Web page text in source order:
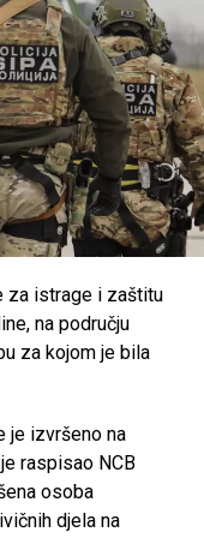
se uređuju uslovi i
prednost pri
pripadnika
“Jezerski” iz
u saradnji s
tranzicije u
iznosu od
narednom periodu
razvoj
građana
za istrage i zaštitu
na području
za kojom je bila
je izvršeno na
raspisao NCB
osoba
djela na